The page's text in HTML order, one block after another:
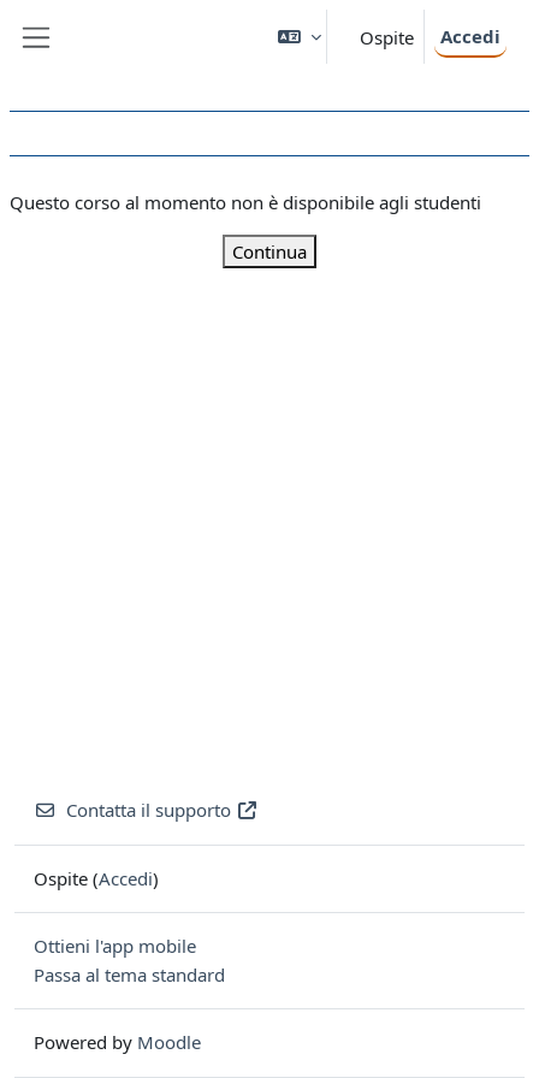
Ospite Accedi
Questo corso al momento non è disponibile agli studenti
Continua
Contatta il supporto
Ospite (Accedi)
Ottieni l'app mobile
Passa al tema standard
Powered by Moodle